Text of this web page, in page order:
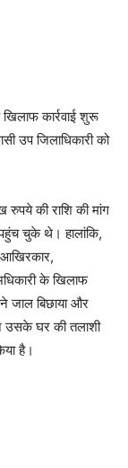
खिलाफ कार्रवाई शुरू
उप जिलाधिकारी को
की राशि की मांग
चुके थे। हालांकि,
के खिलाफ
जाल बिछाया और
उसके घर की तलाशी
है।